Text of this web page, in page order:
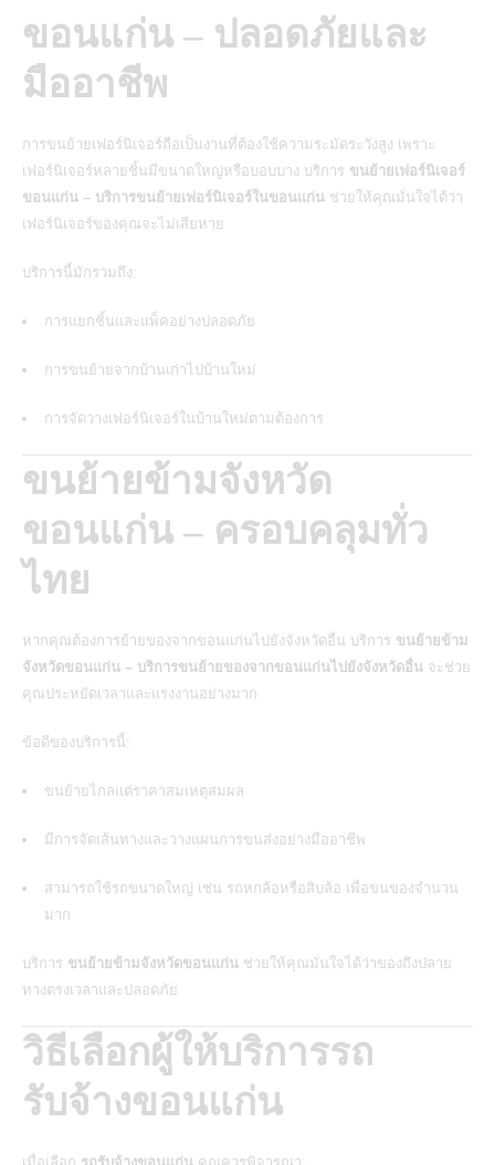
ขอนแก่น – ปลอดภัยและ
มืออาชีพ
การขนย้ายเฟอร์นิเจอร์ถือเป็นงานที่ต้องใช้ความระมัดระวังสูง เพราะ
เฟอร์นิเจอร์หลายชิ้นมีขนาดใหญ่หรือบอบบาง บริการ ขนย้ายเฟอร์นิเจอร์
ขอนแก่น – บริการขนย้ายเฟอร์นิเจอร์ในขอนแก่น ช่วยให้คุณมั่นใจได้ว่า
เฟอร์นิเจอร์ของคุณจะไม่เสียหาย
บริการนี้มักรวมถึง:
การแยกชิ้นและแพ็คอย่างปลอดภัย
การขนย้ายจากบ้านเก่าไปบ้านใหม่
การจัดวางเฟอร์นิเจอร์ในบ้านใหม่ตามต้องการ
ขนย้ายข้ามจังหวัด
ขอนแก่น – ครอบคลุมทั่ว
ไทย
หากคุณต้องการย้ายของจากขอนแก่นไปยังจังหวัดอื่น บริการ ขนย้ายข้าม
จังหวัดขอนแก่น – บริการขนย้ายของจากขอนแก่นไปยังจังหวัดอื่น จะช่วย
คุณประหยัดเวลาและแรงงานอย่างมาก
ข้อดีของบริการนี้:
ขนย้ายไกลแต่ราคาสมเหตุสมผล
มีการจัดเส้นทางและวางแผนการขนส่งอย่างมืออาชีพ
สามารถใช้รถขนาดใหญ่ เช่น รถหกล้อหรือสิบล้อ เพื่อขนของจำนวน
มาก
บริการ ขนย้ายข้ามจังหวัดขอนแก่น ช่วยให้คุณมั่นใจได้ว่าของถึงปลาย
ทางตรงเวลาและปลอดภัย
วิธีเลือกผู้ให้บริการรถ
รับจ้างขอนแก่น